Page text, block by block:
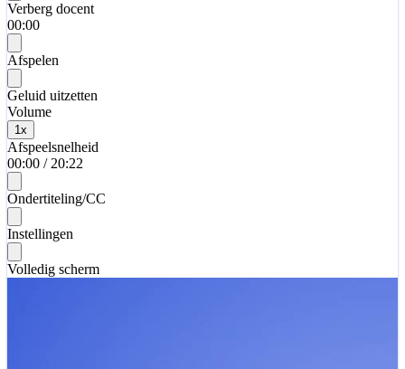
Verberg docent
00:00
Afspelen
Geluid uitzetten
Volume
1x
Afspeelsnelheid
00:00 / 20:22
Ondertiteling/CC
Instellingen
Volledig scherm